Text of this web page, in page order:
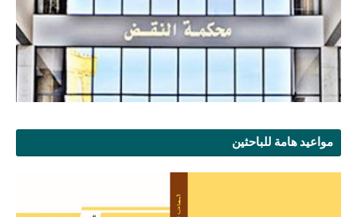
مواعيد هامة للباحثين